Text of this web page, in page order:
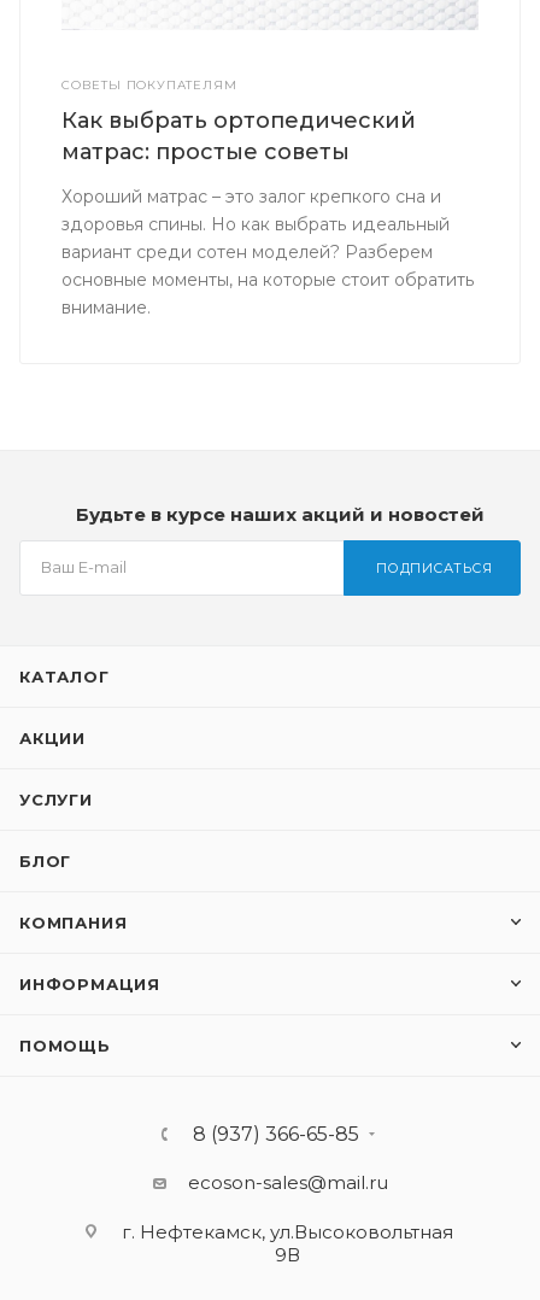
СОВЕТЫ ПОКУПАТЕЛЯМ
Как выбрать ортопедический
матрас: простые советы
Хороший матрас – это залог крепкого сна и
здоровья спины. Но как выбрать идеальный
вариант среди сотен моделей? Разберем
основные моменты, на которые стоит обратить
внимание.
Будьте в курсе наших акций и новостей
ПОДПИСАТЬСЯ
КАТАЛОГ
АКЦИИ
УСЛУГИ
БЛОГ
КОМПАНИЯ
ИНФОРМАЦИЯ
ПОМОЩЬ
8 (937) 366-65-85
ecoson-sales@mail.ru
г. Нефтекамск, ул.Высоковольтная
9В